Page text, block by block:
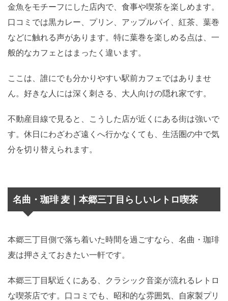
金魚をモチーフにした店内で、食事や喫茶を楽しめます。
口コミでは黒カレー、プリン、アップルパイ、紅茶、葉巻
などに触れる声があります。特に葉巻を楽しめる点は、一
般的なカフェとはまったく違います。
ここは、誰にでも分かりやすい駅前カフェではありませ
ん。好きな人には深く刺さる、大人向けの隠れ家です。
不動産目線で見ると、こうした店が近くにある街は強いで
す。休日にわざわざ遠くへ行かなくても、生活圏の中で気
分を切り替えられます。
名曲・珈琲 麦｜本郷三丁目らしいレトロ喫茶
本郷三丁目側で落ち着いた時間を過ごすなら、名曲・珈琲
麦は押さえておきたい一軒です。
本郷三丁目駅近くにある、クラシック音楽が流れるレトロ
な喫茶店です。口コミでも、昭和的な雰囲気、自家製プリ